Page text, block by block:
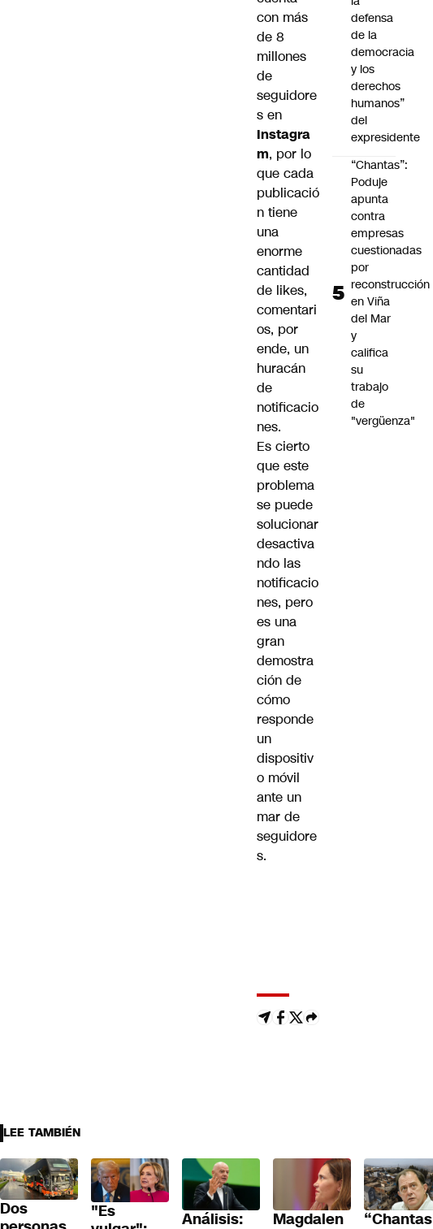
con más
de 8
millones
de
seguidore
s en
Instagra
m, por lo
que cada
publicació
n tiene
una
enorme
cantidad
de likes,
comentari
os, por
ende, un
huracán
de
notificacio
nes.
Es cierto
que este
problema
se puede
solucionar
desactiva
ndo las
notificacio
nes, pero
es una
gran
demostra
ción de
cómo
responde
un
dispositiv
o móvil
ante un
mar de
seguidore
s.
defensa
de la
democracia
y los
derechos
humanos”
del
expresidente
“Chantas”:
Poduje
apunta
contra
empresas
cuestionadas
por
reconstrucción
en Viña
del Mar
y
califica
su
trabajo
de
"vergüenza"
LEE TAMBIÉN
Dos
"Es
Análisis:
Magdalen